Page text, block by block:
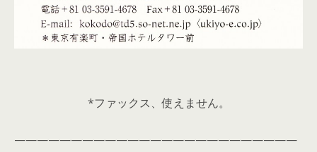
*ファックス、使えません。
—————————————————————————